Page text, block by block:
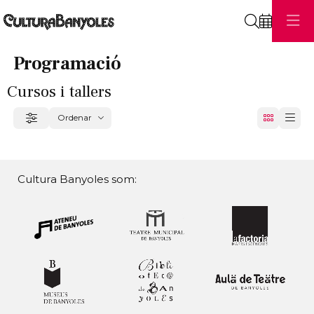
Programació
Cursos i tallers
FiltrarOrdenar
Cultura Banyoles som: